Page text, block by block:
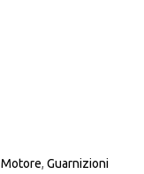
, Guarnizioni